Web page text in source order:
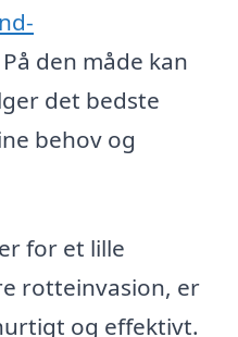
den måde kan
det bedste
behov og
for et lille
rotteinvasion, er
og effektivt.